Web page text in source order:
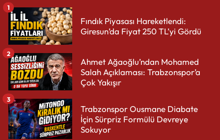
Fındık Piyasası Hareketlendi:
Giresun’da Fiyat 250 TL’yi Gördü
1
Ahmet Ağaoğlu’ndan Mohamed
Salah Açıklaması: Trabzonspor’a
Çok Yakışır
2
Trabzonspor Ousmane Diabate
İçin Sürpriz Formülü Devreye
Sokuyor
3